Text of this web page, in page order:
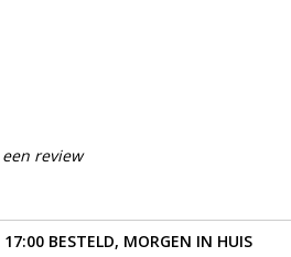
review
17:00 BESTELD, MORGEN IN HUIS